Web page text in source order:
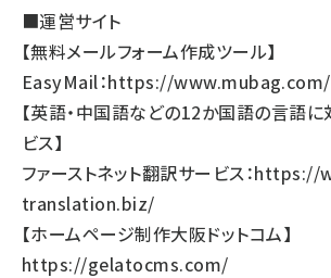
■運営サイト
【無料メールフォーム作成ツール】
EasyMail：https://www.mubag.com/
【英語・中国語などの12か国語の言語
ビス】
ファーストネット翻訳サービス：https://
translation.biz/
【ホームページ制作大阪ドットコム】
https://gelatocms.com/